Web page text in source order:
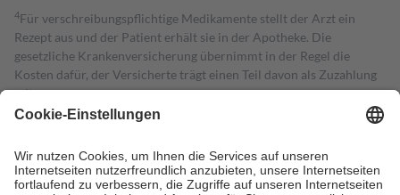
4Für verschreibungspflichtige Medikamente stellt der Arzt ein
Rezept aus und der Patient erhält sie in der Apotheke. Die
gesetzliche Krankenversicherung übernimmt in der Regel die
Kosten dafür, der Versicherte trägt einen Teil davon als Zuzahlung
mit.
Grundsätzlich leisten Mitglieder Zuzahlungen in Höhe von zehn
höchstens zehn Euro.
Es sind jedoch nie mehr als die tatsächlichen
Kosten der Leistung zu entrichten.
Diese Regeln gelten grundsätzlich auch für Online-Apotheken.